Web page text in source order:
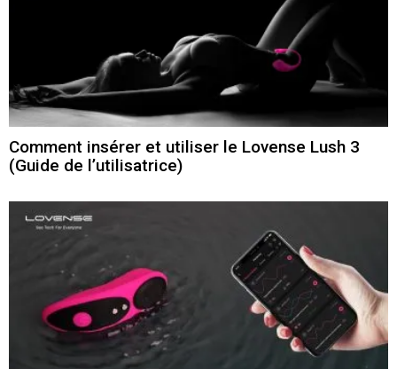
Comment insérer et utiliser le Lovense Lush 3
(Guide de l’utilisatrice)